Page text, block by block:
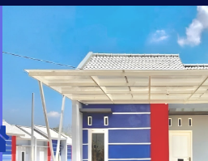
SURYA MADANI SATU
Satu-satunya Hunian nyaman dengan
jutaan dengan lokasi strategis di Tuban